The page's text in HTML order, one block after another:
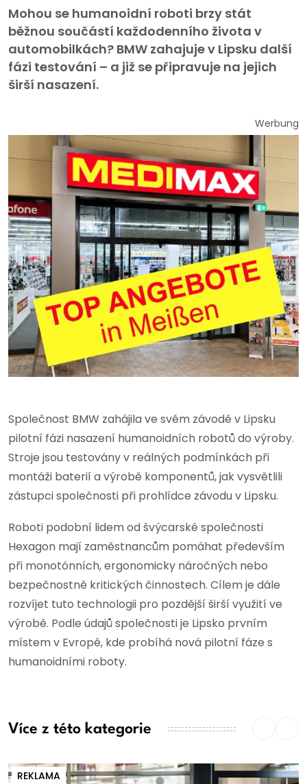
Mohou se humanoidní roboti brzy stát
běžnou součástí každodenního života v
automobilkách? BMW zahajuje v Lipsku další
fázi testování – a již se připravuje na jejich
širší nasazení.
Werbung
Společnost BMW zahájila ve svém závodě v Lipsku
pilotní fázi nasazení humanoidních robotů do výroby.
Stroje jsou testovány v reálných podmínkách při
montáži baterií a výrobě komponentů, jak vysvětlili
zástupci společnosti při prohlídce závodu v Lipsku.
Roboti podobní lidem od švýcarské společnosti
Hexagon mají zaměstnancům pomáhat především
při monotónních, ergonomicky náročných nebo
bezpečnostně kritických činnostech. Cílem je dále
rozvíjet tuto technologii pro pozdější širší využití ve
výrobě. Podle údajů společnosti je Lipsko prvním
místem v Evropě, kde probíhá nová pilotní fáze s
humanoidními roboty.
Více z této kategorie
REKLAMA